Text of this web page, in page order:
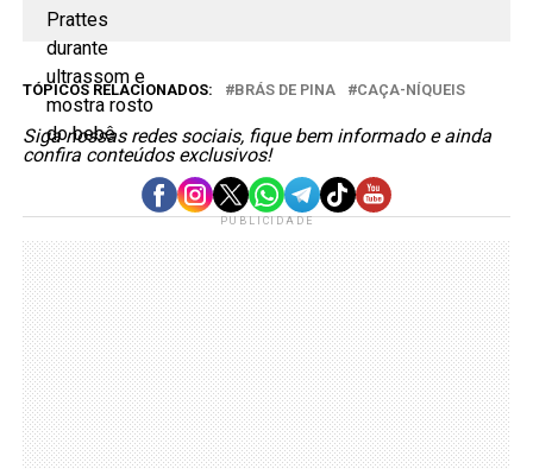
TÓPICOS RELACIONADOS: BRÁS DE PINA CAÇA-NÍQUEIS
Siga nossas redes sociais, fique bem informado e ainda
confira conteúdos exclusivos!
PUBLICIDADE